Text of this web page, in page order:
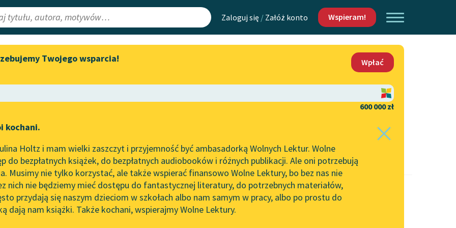
Zaloguj się / Załóż konto Wspieram!
Lektury
redakcyjne
Aktualności
Spotkanie z Katarzyną Tunkiel
do słuchania na Wolnych
Lekturach
Nowy audiobook – „Marzenie
o Oriencie” Sophie Elkan
Kolekcja Nadwyraz.com x
Wolne Lektury – idealna na
Mapa Wolnych Lektur
Leśmianator
API
OAI-PMH
Widget Wolnych Lektur
Kontakt
O projekcie
Zasady wykorzystania
Wolnych Lektur
Logotypy
Materiały promocyjne
Twojego wsparcia!
Wpłać
600 000 zł
kochani.
Holtz i mam wielki zaszczyt i przyjemność być ambasadorką Wolnych Lektur. Wolne
do bezpłatnych książek, do bezpłatnych audiobooków i różnych publikacji. Ale oni potrzebują
Musimy nie tylko korzystać, ale także wspierać finansowo Wolne Lektury, bo bez nas nie
nich nie będziemy mieć dostępu do fantastycznej literatury, do potrzebnych materiałów,
przydają się naszym dzieciom w szkołach albo nam samym w pracy, albo po prostu do
dają nam książki. Także kochani, wspierajmy Wolne Lektury.